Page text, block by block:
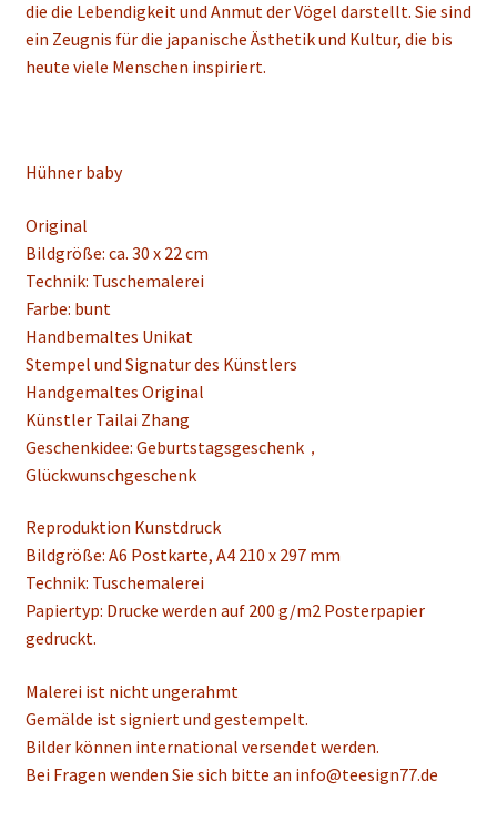
die die Lebendigkeit und Anmut der Vögel darstellt. Sie sind
ein Zeugnis für die japanische Ästhetik und Kultur, die bis
heute viele Menschen inspiriert.
Hühner baby
Original
Bildgröße: ca. 30 x 22 cm
Technik: Tuschemalerei
Farbe: bunt
Handbemaltes Unikat
Stempel und Signatur des Künstlers
Handgemaltes Original
Künstler Tailai Zhang
Geschenkidee: Geburtstagsgeschenk，
Glückwunschgeschenk
Reproduktion Kunstdruck
Bildgröße: A6 Postkarte, A4 210 x 297 mm
Technik: Tuschemalerei
Papiertyp: Drucke werden auf 200 g/m2 Posterpapier
gedruckt.
Malerei ist nicht ungerahmt
Gemälde ist signiert und gestempelt.
Bilder können international versendet werden.
Bei Fragen wenden Sie sich bitte an info@teesign77.de